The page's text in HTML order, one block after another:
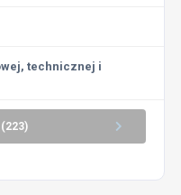
technicznej i